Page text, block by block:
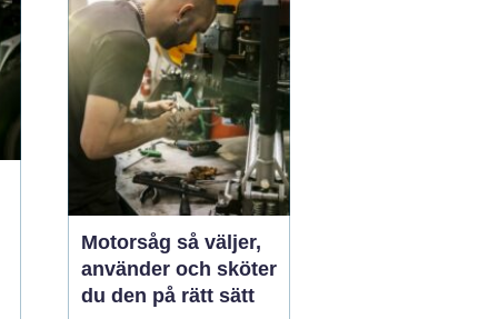
förutsättningar och små
detaljer kan göra stor
skillnad för slutpriset. En
02 augusti 2026
Motorsåg så väljer,
använder och sköter
du den på rätt sätt